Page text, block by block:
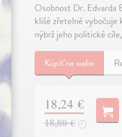
Osobnost Dr. Edvarda
klišé zřetelně vybočuje
nýbrž jeho politické
Kúpiťna webe
18,24 €
18,80 € ?